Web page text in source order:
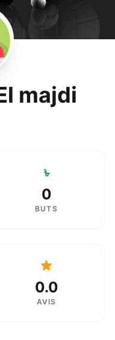
majdi
0
BUTS
0.0
AVIS